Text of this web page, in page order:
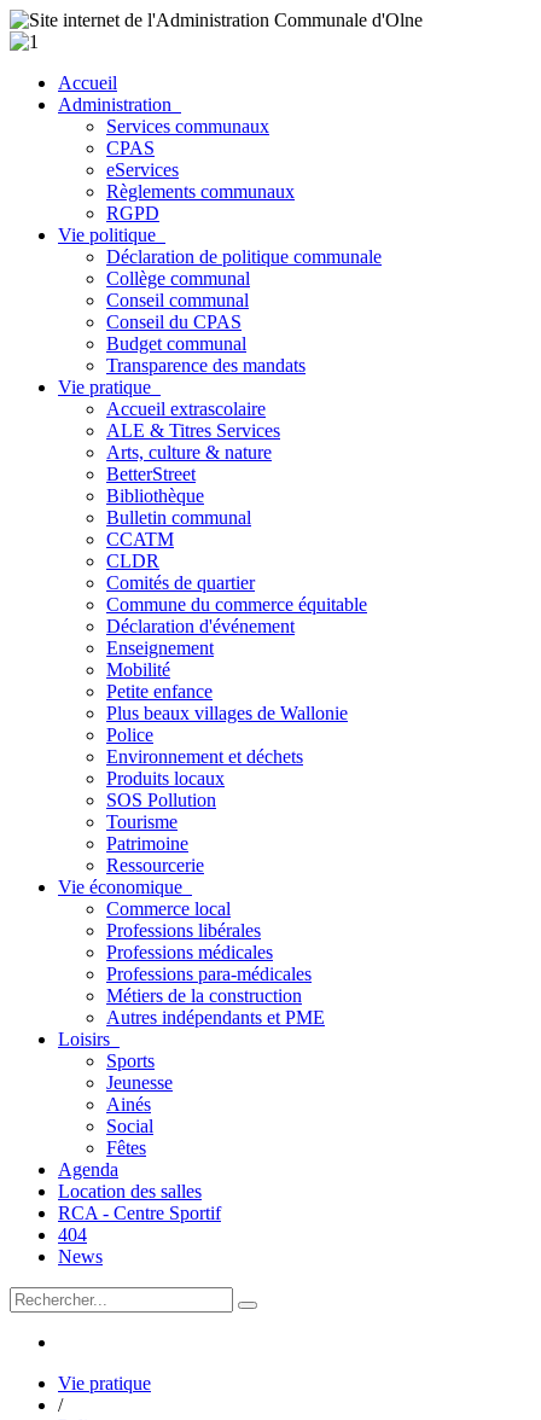
Accueil
Administration
Services communaux
CPAS
eServices
Règlements communaux
RGPD
Vie politique
Déclaration de politique communale
Collège communal
Conseil communal
Conseil du CPAS
Budget communal
Transparence des mandats
Vie pratique
Accueil extrascolaire
ALE & Titres Services
Arts, culture & nature
BetterStreet
Bibliothèque
Bulletin communal
CCATM
CLDR
Comités de quartier
Commune du commerce équitable
Déclaration d'événement
Enseignement
Mobilité
Petite enfance
Plus beaux villages de Wallonie
Police
Environnement et déchets
Produits locaux
SOS Pollution
Tourisme
Patrimoine
Ressourcerie
Vie économique
Commerce local
Professions libérales
Professions médicales
Professions para-médicales
Métiers de la construction
Autres indépendants et PME
Loisirs
Sports
Jeunesse
Ainés
Social
Fêtes
Agenda
Location des salles
RCA - Centre Sportif
404
News
Vie pratique
/